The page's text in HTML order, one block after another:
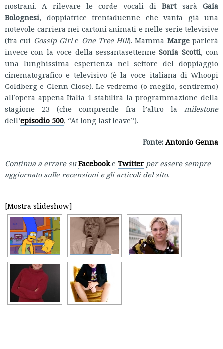
nostrani. A rilevare le corde vocali diBart saràGaia
Bolognesi, doppiatrice trentaduenne che vanta già una
notevole carriera nei cartoni animati e nelle serie televisive
(fra cui Gossip Girle One Tree Hill). Mamma Margeparlerà
invece con la voce della sessantasettenneSonia Scotti, con
una lunghissima esperienza nel settore del doppiaggio
cinematografico e televisivo (è la voce italiana di Whoopi
Goldberg e Glenn Close). Le vedremo (o meglio, sentiremo)
all’opera appena Italia 1 stabilirà la programmazione della
stagione 23 (che comprende fra l’altro la milestone
dell’episodio 500, “At long last leave”).
Fonte: Antonio Genna
Continua a errare su Facebook e Twitter per essere sempre
aggiornato sulle recensioni e gli articoli del sito.
[Mostra slideshow]